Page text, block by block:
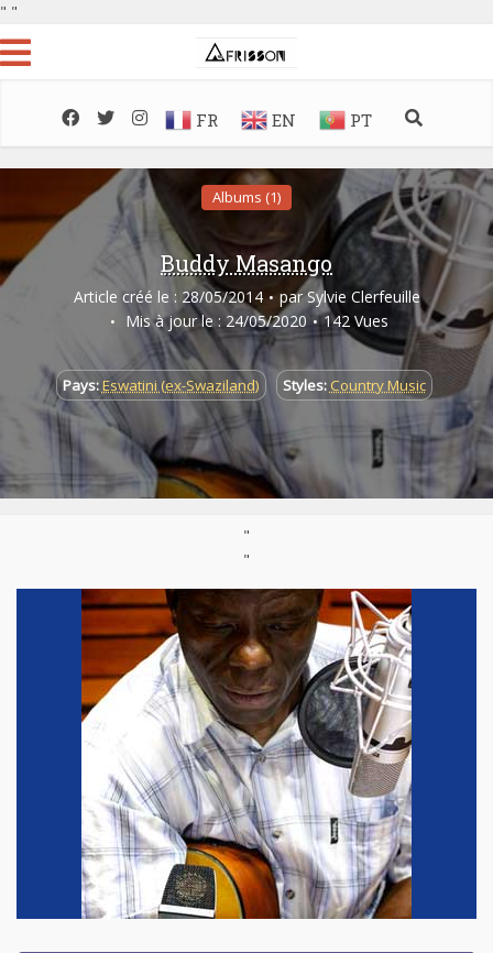
" "
FR EN PT
Albums (1)
Buddy Masango
Article créé le : 28/05/2014 par Sylvie Clerfeuille
Mis à jour le : 24/05/2020
142 Vues
Pays:Eswatini (ex-Swaziland) Styles: Country Music
"
"